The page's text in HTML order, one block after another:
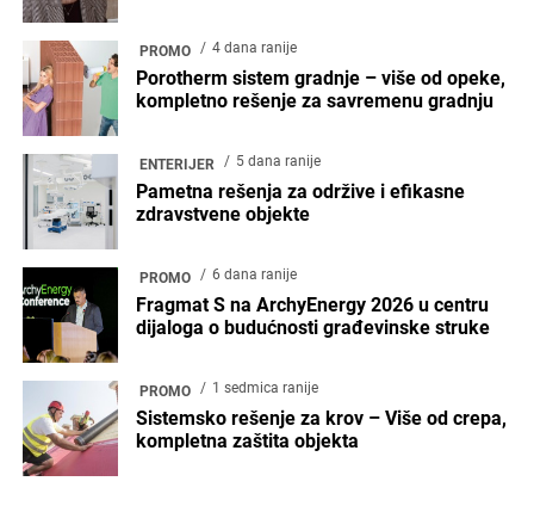
PROMO 4 dana ranije
Porotherm sistem gradnje – više od opeke,
kompletno rešenje za savremenu gradnju
ENTERIJER 5 dana ranije
Pametna rešenja za održive i efikasne
zdravstvene objekte
PROMO 6 dana ranije
Fragmat S na ArchyEnergy 2026 u centru
dijaloga o budućnosti građevinske struke
PROMO 1 sedmica ranije
Sistemsko rešenje za krov – Više od crepa,
kompletna zaštita objekta